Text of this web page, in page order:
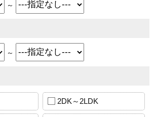
～
～
2DK～2LDK